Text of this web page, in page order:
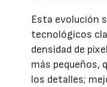
Esta evolución
tecnológicos
densidad de
más pequeños,
los detalles;